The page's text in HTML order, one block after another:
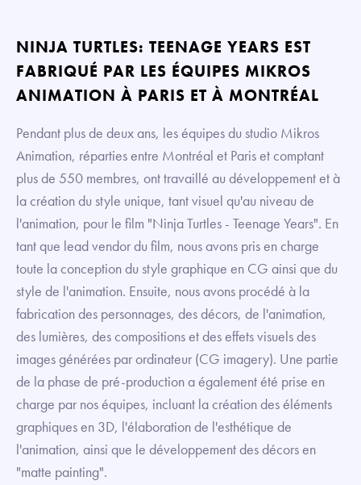
NINJA TURTLES: TEENAGE YEARS EST
FABRIQUÉ PAR LES ÉQUIPES MIKROS
ANIMATION À PARIS ET À MONTRÉAL
Pendant plus de deux ans, les équipes du studio Mikros
Animation, réparties entre Montréal et Paris et comptant
plus de 550 membres, ont travaillé au développement et à
la création du style unique, tant visuel qu'au niveau de
l'animation, pour le film "Ninja Turtles - Teenage Years". En
tant que lead vendor du film, nous avons pris en charge
toute la conception du style graphique en CG ainsi que du
style de l'animation. Ensuite, nous avons procédé à la
fabrication des personnages, des décors, de l'animation,
des lumières, des compositions et des effets visuels des
images générées par ordinateur (CG imagery). Une partie
de la phase de pré-production a également été prise en
charge par nos équipes, incluant la création des éléments
graphiques en 3D, l'élaboration de l'esthétique de
l'animation, ainsi que le développement des décors en
"matte painting".